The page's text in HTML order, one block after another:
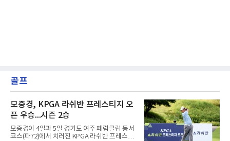
골프
모중경, KPGA 라쉬반 프레스티지 오
픈 우승...시즌 2승
모중경이 4일과 5일 경기도 여주 페럼클럽 동서
코스(파72)에서 치러진 KPGA 라쉬반 프레스티